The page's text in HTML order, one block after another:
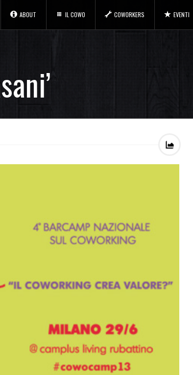
ABOUT IL COWO COWORKERS EVENTI